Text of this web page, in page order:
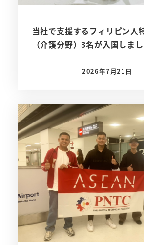
当社で支援するフィリピン人
（介護分野）3名が入国しまし
投稿日
2026年7月21日